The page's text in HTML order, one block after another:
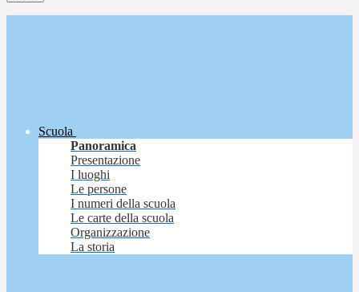
Scuola
Panoramica
Presentazione
I luoghi
Le persone
I numeri della scuola
Le carte della scuola
Organizzazione
La storia